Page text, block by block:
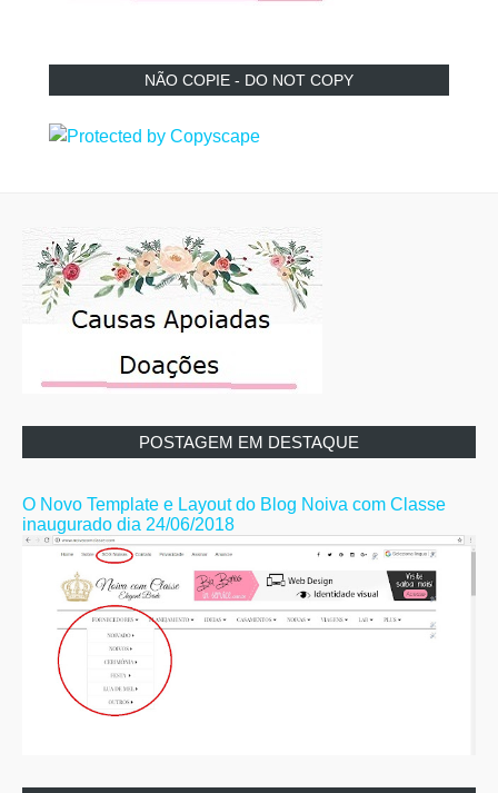
POSTAGEM EM DESTAQUE
inaugurado dia 24/06/2018